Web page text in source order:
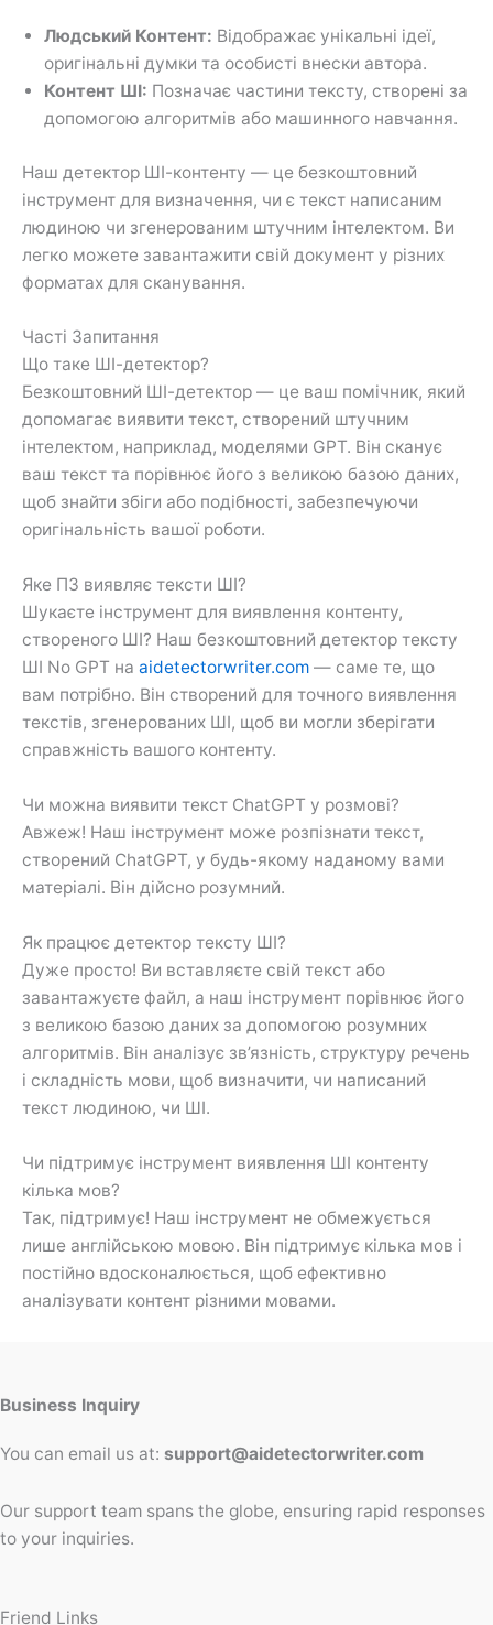
Людський Контент: Відображає унікальні ідеї,
оригінальні думки та особисті внески автора.
Контент ШІ: Позначає частини тексту, створені за
допомогою алгоритмів або машинного навчання.
Наш детектор ШІ-контенту — це безкоштовний
інструмент для визначення, чи є текст написаним
людиною чи згенерованим штучним інтелектом. Ви
легко можете завантажити свій документ у різних
форматах для сканування.
Часті Запитання
Що таке ШІ-детектор?
Безкоштовний ШІ-детектор — це ваш помічник, який
допомагає виявити текст, створений штучним
інтелектом, наприклад, моделями GPT. Він сканує
ваш текст та порівнює його з великою базою даних,
щоб знайти збіги або подібності, забезпечуючи
оригінальність вашої роботи.
Яке ПЗ виявляє тексти ШІ?
Шукаєте інструмент для виявлення контенту,
створеного ШІ? Наш безкоштовний детектор тексту
ШІ No GPT на aidetectorwriter.com — саме те, що
вам потрібно. Він створений для точного виявлення
текстів, згенерованих ШІ, щоб ви могли зберігати
справжність вашого контенту.
Чи можна виявити текст ChatGPT у розмові?
Авжеж! Наш інструмент може розпізнати текст,
створений ChatGPT, у будь-якому наданому вами
матеріалі. Він дійсно розумний.
Як працює детектор тексту ШІ?
Дуже просто! Ви вставляєте свій текст або
завантажуєте файл, а наш інструмент порівнює його
з великою базою даних за допомогою розумних
алгоритмів. Він аналізує зв’язність, структуру речень
і складність мови, щоб визначити, чи написаний
текст людиною, чи ШІ.
Чи підтримує інструмент виявлення ШІ контенту
кілька мов?
Так, підтримує! Наш інструмент не обмежується
лише англійською мовою. Він підтримує кілька мов і
постійно вдосконалюється, щоб ефективно
аналізувати контент різними мовами.
Business Inquiry
You can email us at: support@aidetectorwriter.com
Our support team spans the globe, ensuring rapid responses
to your inquiries.
Friend Links